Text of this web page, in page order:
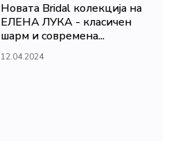
Новата Bridal колекција на
ЕЛЕНА ЛУКА - класичен
шарм и современа...
12.04.2024